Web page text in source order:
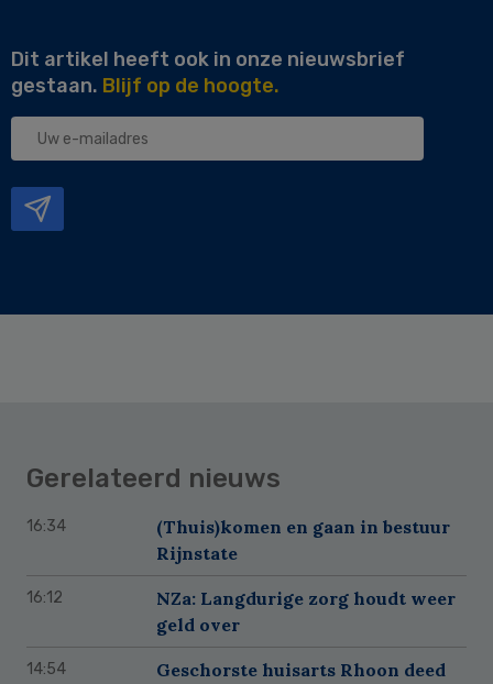
Dit artikel heeft ook in onze nieuwsbrief
gestaan. Blijf op de hoogte.
Uw
Gerelateerd nieuws
16:34
(Thuis)komen en gaan in bestuur
Rijnstate
16:12
NZa: Langdurige zorg houdt weer
geld over
14:54
Geschorste huisarts Rhoon deed